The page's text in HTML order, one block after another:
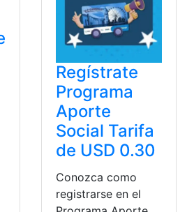
Regístrate
Programa
Aporte
Social Tarifa
de USD 0.30
Conozca como
registrarse en el